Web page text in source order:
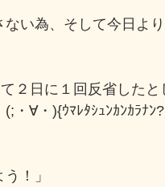
い為、そして今日よ
２日に１回反省した
・∀・){ｳﾏﾚﾀｼｭﾝｶﾝｶﾗﾅﾝ?
！」